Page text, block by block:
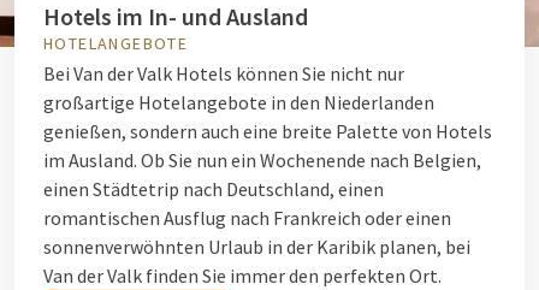
Hotels im In- und Ausland
HOTELANGEBOTE
Bei Van der Valk Hotels können Sie nicht nur
großartige Hotelangebote in den Niederlanden
genießen, sondern auch eine breite Palette von Hotels
im Ausland. Ob Sie nun ein Wochenende nach Belgien,
einen Städtetrip nach Deutschland, einen
romantischen Ausflug nach Frankreich oder einen
sonnenverwöhnten Urlaub in der Karibik planen, bei
Van der Valk finden Sie immer den perfekten Ort.